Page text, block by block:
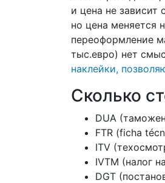
и цена не зависит
но цена меняется
переоформление
тыс.евро) нет
наклейки,
Сколько
DUA
FTR (ficha
ITV
IVTM (налог
DGT